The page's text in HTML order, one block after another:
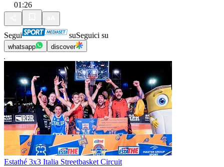
01:26
Segui suSeguici su
whatsapp discover
Estathé 3x3 Italia Streetbasket Circuit